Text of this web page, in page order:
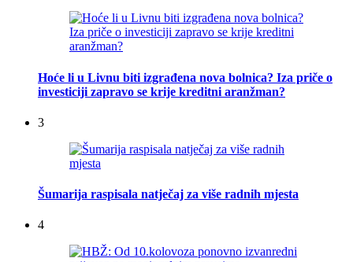
Hoće li u Livnu biti izgrađena nova bolnica? Iza priče o
investiciji zapravo se krije kreditni aranžman?
3
Šumarija raspisala natječaj za više radnih mjesta
4